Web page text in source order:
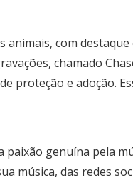
animais, com
chamado
proteção e adoção.
genuína pela
música, das redes